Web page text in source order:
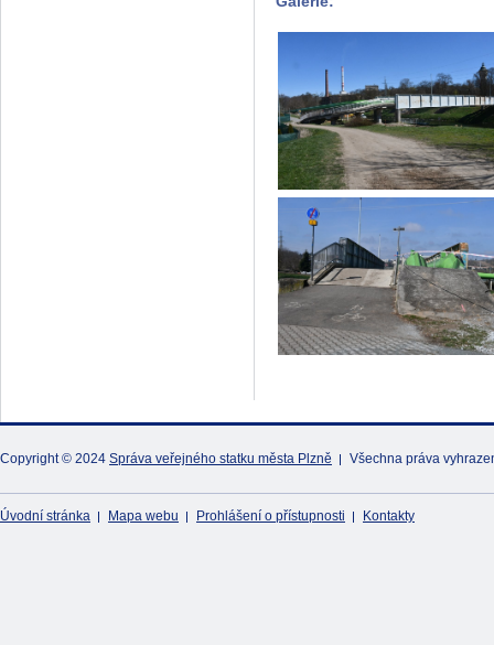
Copyright © 2024 Správa veřejného statku města Plzně Všechna práva
Úvodní stránka Mapa webu Prohlášení o přístupnosti Kontakty